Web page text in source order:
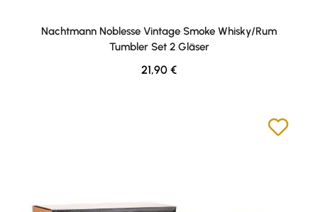
Nachtmann Noblesse Vintage Smoke Whisky/Rum
Tumbler Set 2 Gläser
Regulärer Preis:
21,90 €